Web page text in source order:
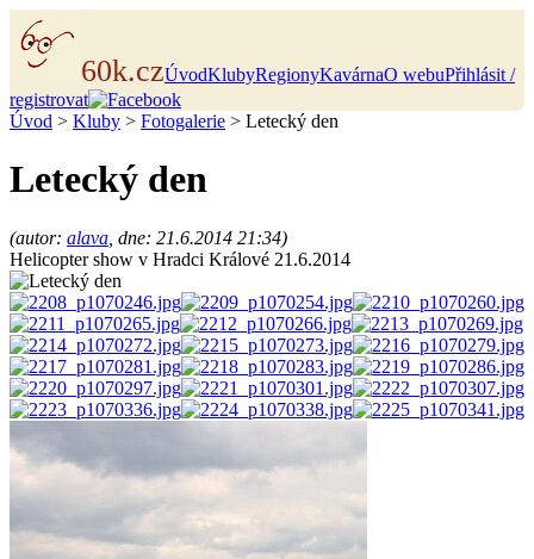
60k.czÚvodKlubyRegionyKavárnaO webuPřihlásit /
registrovat
Úvod > Kluby > Fotogalerie > Letecký den
Letecký den
(autor: alava , dne: 21.6.2014 21:34)
Helicopter show v Hradci Králové 21.6.2014